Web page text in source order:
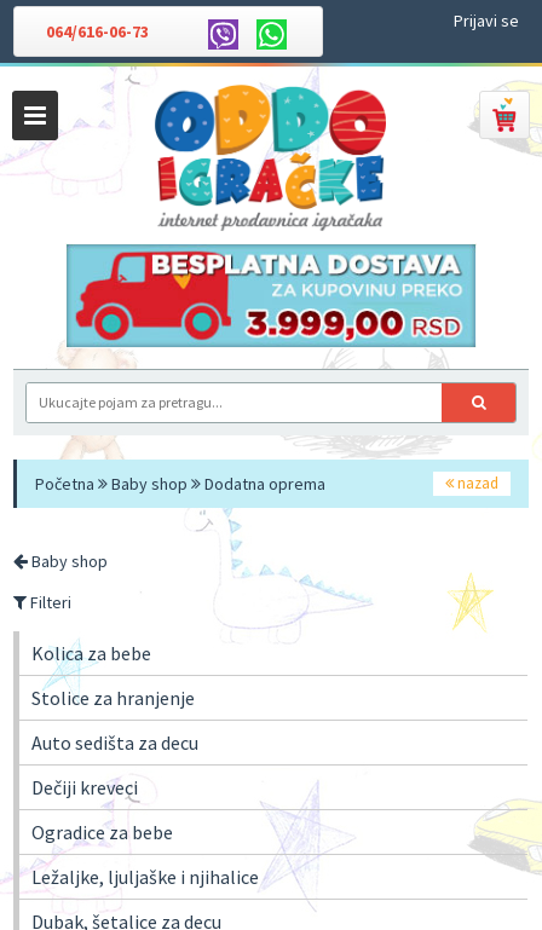
064/616-06-73 Prijavi se
Početna Baby shop Dodatna oprema nazad
Baby shop
Filteri
Kolica za bebe
Stolice za hranjenje
Auto sedišta za decu
Dečiji kreveci
Ogradice za bebe
Ležaljke, ljuljaške i njihalice
Dubak, šetalice za decu